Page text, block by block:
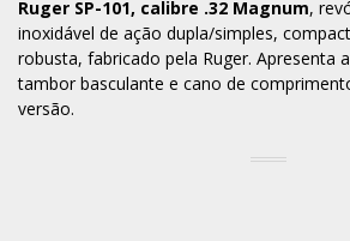
Ruger SP-101, calibre .32 Magnum,
inoxidável de ação dupla/simples,
robusta, fabricado pela Ruger. Apresenta
tambor basculante e cano de
versão.